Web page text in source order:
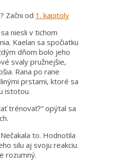
Začni od 1. kapitoly
niesli v tichom
Kaelan sa spočiatku
dňom bolo jeho
svaly pružnejšie,
Rana po rane
prstami, ktoré sa
istotou.
trénovať?“ opýtal sa
to. Hodnotila
silu aj svoju reakciu.
rozumný.